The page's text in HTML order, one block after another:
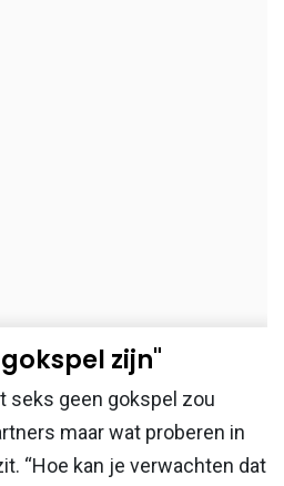
zijn"
seks geen gokspel zou
maar wat proberen in
“Hoe kan je verwachten dat